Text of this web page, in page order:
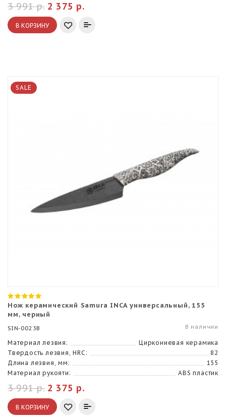
2 375 р.
3 991 р.
В КОРЗИНУ
SALE
Нож керамический Samura INCA универсальный, 155
мм, черный
SIN-0023B В наличии
Материал лезвия:
Циркониевая керамика
Твердость лезвия, HRC:
82
Длина лезвия, мм:
155
Материал рукояти:
ABS пластик
2 375 р.
3 991 р.
В КОРЗИНУ